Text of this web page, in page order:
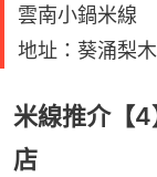
雲南小鍋米線
地址：葵涌梨
米線推介【
店